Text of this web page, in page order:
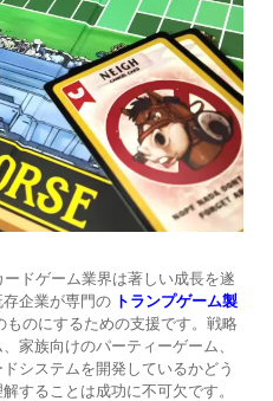
ドゲーム業界は著しい成長を遂
企業が専門の トランプゲーム製
のにするための支援です。戦略
家族向けのパーティーゲーム、
システムを開発しているかどう
することは成功に不可欠です。